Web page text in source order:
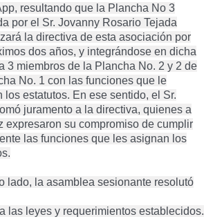
resultando que la Plancha No 3
por el Sr. Jovanny Rosario Tejada
la directiva de esta asociación por
dos años, y integrándose en dicha
3 miembros de la Plancha No. 2 y 2 de
No. 1 con las funciones que le
los estatutos. En ese sentido, el Sr.
juramento a la directiva, quienes a
expresaron su compromiso de cumplir
las funciones que les asignan los
lado, la asamblea sesionante resolutó
las leyes y requerimientos establecidos.